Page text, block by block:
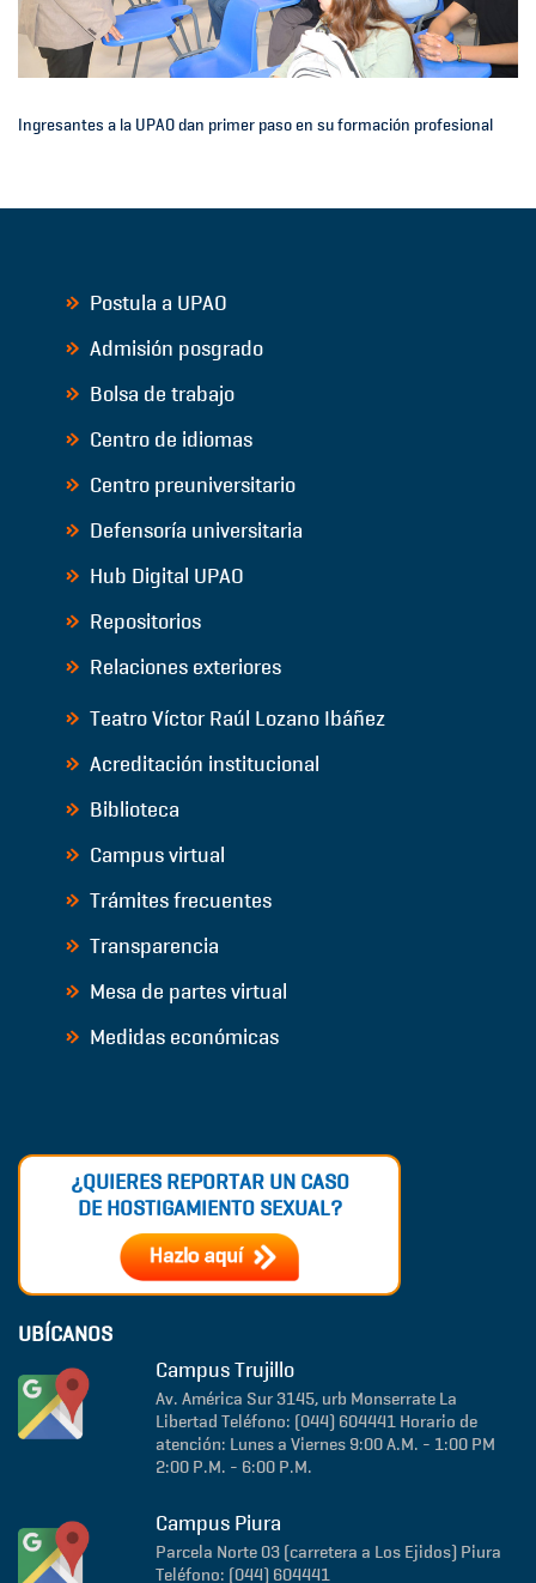
Ingresantes a la UPAO dan primer paso en su formación profesional
Postula a UPAO
Admisión posgrado
Bolsa de trabajo
Centro de idiomas
Centro preuniversitario
Defensoría universitaria
Hub Digital UPAO
Repositorios
Relaciones exteriores
Teatro Víctor Raúl Lozano Ibáñez
Acreditación institucional
Biblioteca
Campus virtual
Trámites frecuentes
Transparencia
Mesa de partes virtual
Medidas económicas
¿QUIERES REPORTAR UN CASO
DE HOSTIGAMIENTO SEXUAL?
UBÍCANOS
Campus Trujillo
Av. América Sur 3145, urb Monserrate La
Libertad Teléfono: (044) 604441 Horario de
atención: Lunes a Viernes 9:00 A.M. - 1:00 PM
2:00 P.M. - 6:00 P.M.
Campus Piura
Parcela Norte 03 (carretera a Los Ejidos) Piura
Teléfono: (044) 604441